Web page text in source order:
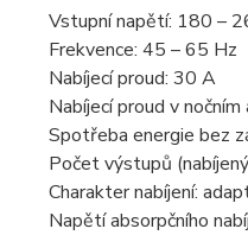
Vstupní napětí: 180 –
Frekvence: 45 – 65 Hz
Nabíjecí proud: 30 A
Nabíjecí proud v
Spotřeba energie bez
Počet výstupů
Charakter nabíjení:
Napětí absorpčního